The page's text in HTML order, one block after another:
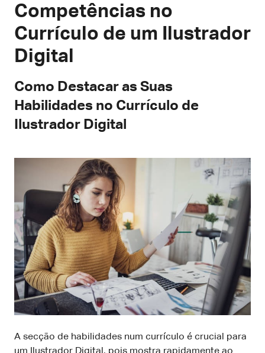
Competências no
Currículo de um Ilustrador
Digital
Como Destacar as Suas
Habilidades no Currículo de
Ilustrador Digital
A secção de habilidades num currículo é crucial para
um Ilustrador Digital, pois mostra rapidamente ao